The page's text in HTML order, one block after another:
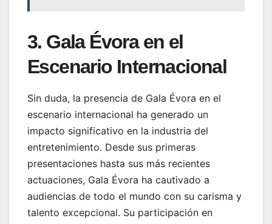
3. Gala Évora en el
Escenario Internacional
Sin duda, la presencia de Gala Évora en el
escenario internacional ha generado un
impacto significativo en la industria del
entretenimiento. Desde sus primeras
presentaciones hasta sus más recientes
actuaciones, Gala Évora ha cautivado a
audiencias de todo el mundo con su carisma y
talento excepcional. Su participación en